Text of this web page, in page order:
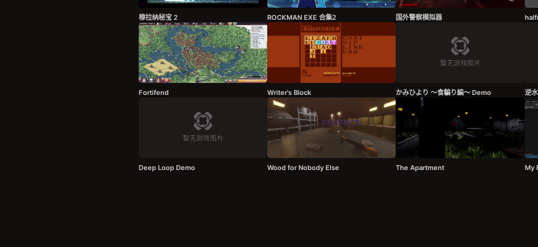
穆拉纳秘宝 2 ROCKMAN EXE 合集2 国外警察模拟器
Fortifend Writer's Block かみひより ～食騙り編～ Demo 逆
Deep Loop Demo Wood for Nobody Else The Apartment My